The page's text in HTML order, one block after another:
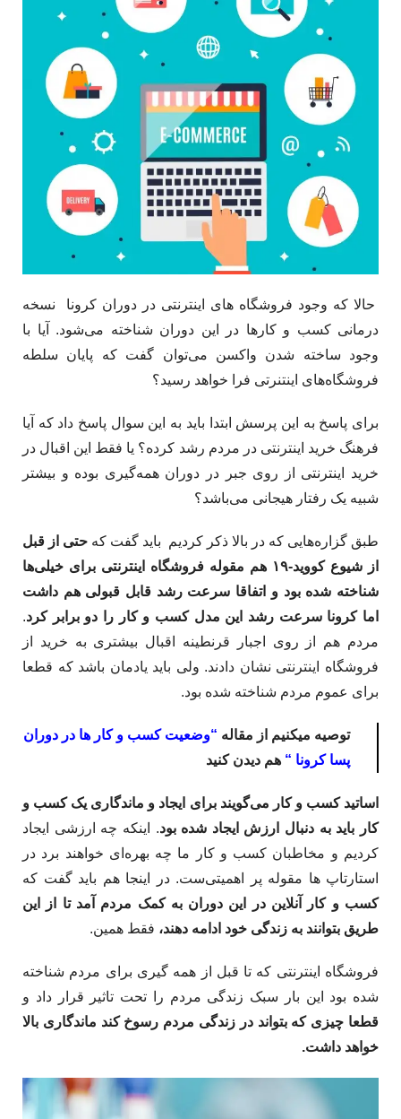
حالا که وجود فروشگاه های اینترنتی در دوران کرونا نسخه
درمانی کسب و کارها در این دوران شناخته می­‌شود. آیا با
وجود ساخته شدن واکسن می‌توان گفت که پایان سلطه
فروشگاه‌­های اینتنرتی فرا خواهد رسید؟
برای پاسخ به این پرسش ابتدا باید به این سوال پاسخ داد که آیا
فرهنگ خرید اینترنتی در مردم رشد کرده؟ یا فقط این اقبال در
خرید اینترنتی از روی جبر در دوران همه‌گیری بوده و بیشتر
شبیه یک رفتار هیجانی می‌­باشد؟
طبق گزاره‌­هایی که در بالا ذکر کردیم باید گفت که حتی از قبل
از شیوع کووید-۱۹ هم مقوله فروشگاه اینترنتی برای خیلی­‌ها
شناخته شده بود و اتفاقا سرعت رشد قابل قبولی هم داشت
اما کرونا سرعت رشد این مدل کسب و کار را دو برابر کرد.
مردم هم از روی اجبار قرنطینه اقبال بیشتری به خرید از
فروشگاه­ اینترنتی نشان دادند. ولی باید یادمان باشد که قطعا
برای عموم مردم شناخته شده بود.
توصیه میکنیم از مقاله “وضعیت کسب و کار ها در دوران
پسا کرونا “ هم دیدن کنید
اساتید کسب و کار می‌­گویند برای ایجاد و ماندگاری یک کسب و
کار باید به دنبال ارزش ایجاد شده بود. اینکه چه ارزشی ایجاد
کردیم و مخاطبان کسب و کار ما چه بهره‌ای خواهند برد در
استارتاپ­ ها مقوله پر اهمیتی‌ست. در اینجا هم باید گفت که
کسب و کار آنلاین در این دوران به کمک مردم آمد تا از این
طریق بتوانند به زندگی خود ادامه دهند، فقط همین.
فروشگاه اینترنتی که تا قبل از همه گیری برای مردم شناخته
شده بود این بار سبک زندگی مردم را تحت تاثیر قرار داد و
قطعا چیزی که بتواند در زندگی مردم رسوخ کند ماندگاری بالا
خواهد داشت.